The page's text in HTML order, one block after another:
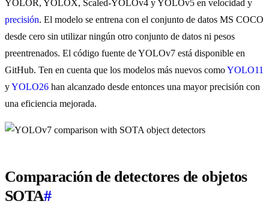
YOLOR, YOLOX, Scaled-YOLOv4 y YOLOv5 en velocidad y
precisión. El modelo se entrena con el conjunto de datos MS COCO
desde cero sin utilizar ningún otro conjunto de datos ni pesos
preentrenados. El código fuente de YOLOv7 está disponible en
GitHub. Ten en cuenta que los modelos más nuevos comoYOLO11
yYOLO26 han alcanzado desde entonces una mayor precisión con
una eficiencia mejorada.
Comparación de detectores de objetos
SOTA#